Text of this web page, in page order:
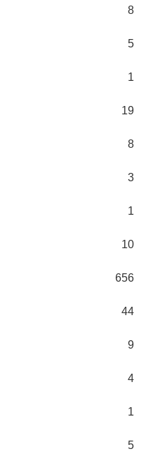
8
5
1
19
8
3
1
10
656
44
9
4
1
5